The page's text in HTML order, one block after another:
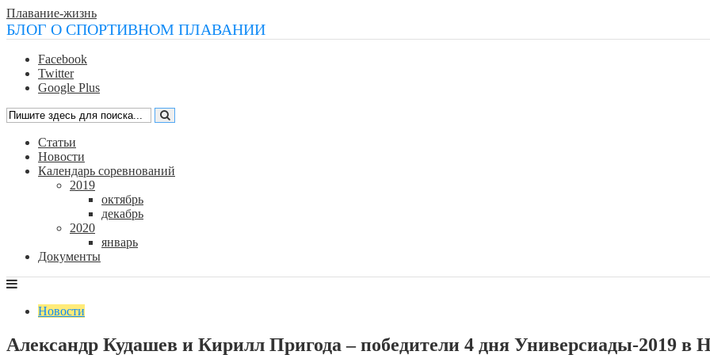
Плавание-жизнь
БЛОГ О СПОРТИВНОМ ПЛАВАНИИ
Facebook
Twitter
Google Plus
Статьи
Новости
Календарь соревнований
2019
октябрь
декабрь
2020
январь
Документы
Новости
Александр Кудашев и Кирилл Пригода – победители 4 дня Универсиады-2019 в